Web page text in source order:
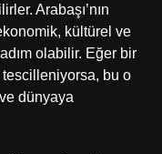
Arabaşı’nın
kültürel ve
olabilir. Eğer bir
bu o
dünyaya